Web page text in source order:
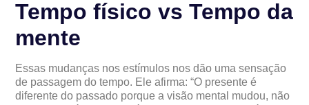
Tempo físico vs Tempo da
mente
Essas mudanças nos estímulos nos dão uma sensação
de passagem do tempo. Ele afirma: “O presente é
diferente do passado porque a visão mental mudou, não